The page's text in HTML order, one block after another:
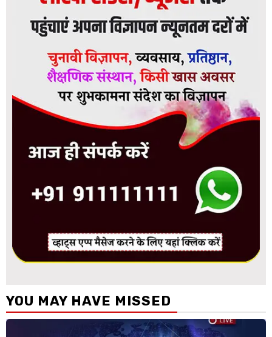
YOU MAY HAVE MISSED